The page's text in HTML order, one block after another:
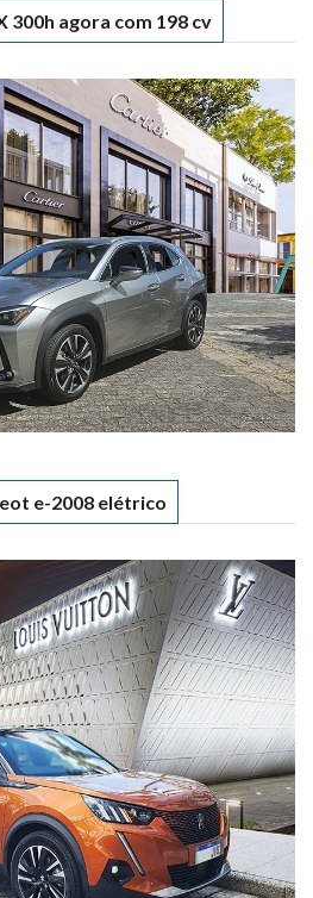
300h agora com 198 cv
e-2008 elétrico